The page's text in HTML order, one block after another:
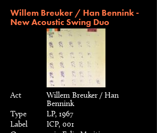
Willem Breuker / Han Bennink -
New Acoustic Swing Duo
Act
Willem Breuker / Han
Bennink
Type
LP, 1967
Label
ICP, 001